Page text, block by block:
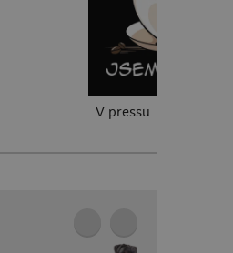
V pressu